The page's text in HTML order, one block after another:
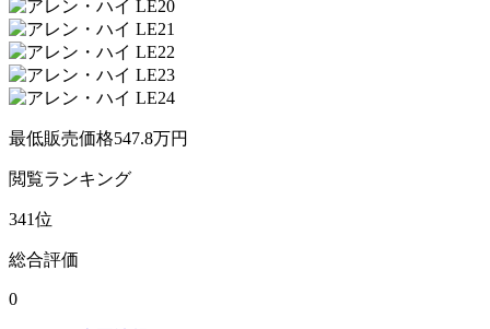
最低販売価格547.8万円
閲覧ランキング
341位
総合評価
0